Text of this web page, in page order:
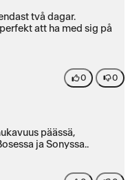
två dagar.
att ha med sig på
0 0
päässä,
ja Sonyssa..